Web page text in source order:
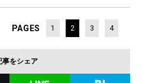
PAGES 1 2 3 4
事をシェア